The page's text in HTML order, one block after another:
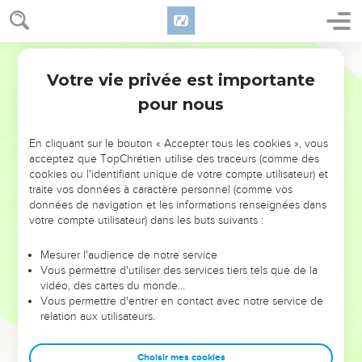
NE MANQUEZ PAS L’ÉVÉNEMENT
DE L’ANNÉE !
ET SI LEURS ERREURS POUVAIENT VOUS ÉVITER LES
VOTRES ?
leur foi ou leur vision. Mais on voit moins les doutes, les erreurs
et les saisons difficiles qu'ils ont traversés, alors même que ce
sont elles qui les ont façonnés.
Dans cette conférence, leaders, entrepreneurs, et responsables
clés pour avancer avec plus de sagesse afin que leurs erreurs
Votre vie privée est importante
pour nous
En cliquant sur le bouton « Accepter tous les cookies », vous
acceptez que TopChrétien utilise des traceurs (comme des
cookies ou l'identifiant unique de votre compte utilisateur) et
traite vos données à caractère personnel (comme vos
données de navigation et les informations renseignées dans
votre compte utilisateur) dans les buts suivants :
Mesurer l'audience de notre service
Vous permettre d'utiliser des services tiers tels que de la
vidéo, des cartes du monde…
Vous permettre d'entrer en contact avec notre service de
relation aux utilisateurs.
Choisir mes cookies